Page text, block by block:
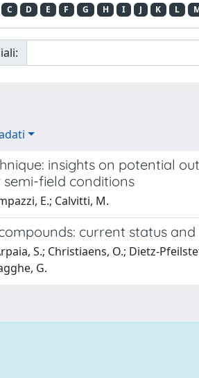
C D E F G H I J K L
insights on potential
field conditions
E.; Calvitti, M.
current status
S.; Christiaens, O.; Dietz-
G.